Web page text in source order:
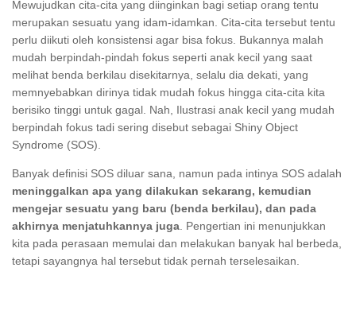
Mewujudkan cita-cita yang diinginkan bagi setiap orang tentu
merupakan sesuatu yang idam-idamkan. Cita-cita tersebut tentu
perlu diikuti oleh konsistensi agar bisa fokus. Bukannya malah
mudah berpindah-pindah fokus seperti anak kecil yang saat
melihat benda berkilau disekitarnya, selalu dia dekati, yang
memnyebabkan dirinya tidak mudah fokus hingga cita-cita kita
berisiko tinggi untuk gagal. Nah, Ilustrasi anak kecil yang mudah
berpindah fokus tadi sering disebut sebagai Shiny Object
Syndrome (SOS).
Banyak definisi SOS diluar sana, namun pada intinya SOS adalah
meninggalkan apa yang dilakukan sekarang, kemudian
mengejar sesuatu yang baru (benda berkilau), dan pada
akhirnya menjatuhkannya juga . Pengertian ini menunjukkan
kita pada perasaan memulai dan melakukan banyak hal berbeda,
tetapi sayangnya hal tersebut tidak pernah terselesaikan.